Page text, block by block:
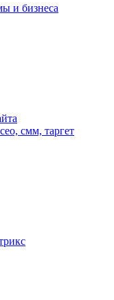
и бизнеса
смм, таргет